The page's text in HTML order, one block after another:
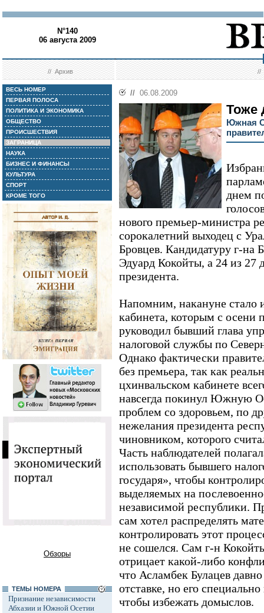
N°140
06 августа 2009
//Архив //
ВЕСЬ НОМЕР
ПЕРВАЯ ПОЛОСА
ПОЛИТИКА И ЭКОНОМИКА
ОБЩЕСТВО
ПРОИСШЕСТВИЯ
ЗАГРАНИЦА
НАУКА
БИЗНЕС И ФИНАНСЫ
КУЛЬТУРА
СПОРТ
КРОМЕ ТОГО
Обзоры
ТЕМЫ НОМЕРА
Признание независимости
Абхазии и Южной Осетии
// 06.08.2009
Тоже
Южная
днем
нового премьер-министра
сорокалетний выходец с
Бровцев. Кандидатуру г-на
Эдуард Кокойты, а 24 из 27
президента.
Напомним, накануне стало
кабинета, которым с осени
руководил бывший глава
налоговой службы по
Однако фактически
без премьера, так как
цхинвальском кабинете
навсегда покинул Южную
проблем со здоровьем, по
нежелания президента
чиновником, которого
Часть наблюдателей
использовать бывшего
государя», чтобы
выделяемых на
независимой республики.
сам хотел распределять
контролировать этот
не сошелся. Сам г-н
отрицает какой-либо
что Асламбек Булацев
отставке, но его
чтобы избежать домыслов.